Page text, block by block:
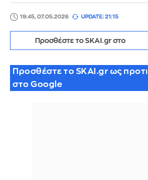
19:45, 07.05.2026 UPDATE: 21:15
Προσθέστε το SKAI.gr στο
Προσθέστε το SKAI.gr ως
στο Google